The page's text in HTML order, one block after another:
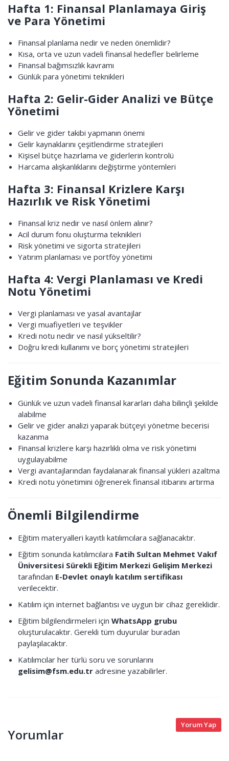
Hafta 1: Finansal Planlamaya Giriş
ve Para Yönetimi
Finansal planlama nedir ve neden önemlidir?
Kısa, orta ve uzun vadeli finansal hedefler belirleme
Finansal bağımsızlık kavramı
Günlük para yönetimi teknikleri
Hafta 2: Gelir-Gider Analizi ve Bütçe
Yönetimi
Gelir ve gider takibi yapmanın önemi
Gelir kaynaklarını çeşitlendirme stratejileri
Kişisel bütçe hazırlama ve giderlerin kontrolü
Harcama alışkanlıklarını değiştirme yöntemleri
Hafta 3: Finansal Krizlere Karşı
Hazırlık ve Risk Yönetimi
Finansal kriz nedir ve nasıl önlem alınır?
Acil durum fonu oluşturma teknikleri
Risk yönetimi ve sigorta stratejileri
Yatırım planlaması ve portföy yönetimi
Hafta 4: Vergi Planlaması ve Kredi
Notu Yönetimi
Vergi planlaması ve yasal avantajlar
Vergi muafiyetleri ve teşvikler
Kredi notu nedir ve nasıl yükseltilir?
Doğru kredi kullanımı ve borç yönetimi stratejileri
Eğitim Sonunda Kazanımlar
Günlük ve uzun vadeli finansal kararları daha bilinçli şekilde
alabilme
Gelir ve gider analizi yaparak bütçeyi yönetme becerisi
kazanma
Finansal krizlere karşı hazırlıklı olma ve risk yönetimi
uygulayabilme
Vergi avantajlarından faydalanarak finansal yükleri azaltma
Kredi notu yönetimini öğrenerek finansal itibarını artırma
Önemli Bilgilendirme
Eğitim materyalleri kayıtlı katılımcılara sağlanacaktır.
Eğitim sonunda katılımcılara Fatih Sultan Mehmet Vakıf
Üniversitesi Sürekli Eğitim Merkezi Gelişim Merkezi
tarafından E-Devlet onaylı katılım sertifikası
verilecektir.
Katılım için internet bağlantısı ve uygun bir cihaz gereklidir.
Eğitim bilgilendirmeleri için WhatsApp grubu
oluşturulacaktır. Gerekli tüm duyurular buradan
paylaşılacaktır.
Katılımcılar her türlü soru ve sorunlarını
gelisim@fsm.edu.tr adresine yazabilirler.
Yorumlar
Yorum Yap